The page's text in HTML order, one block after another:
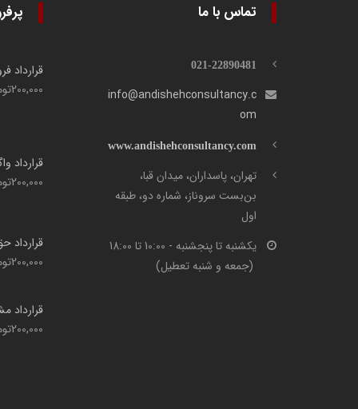
قرارداد
200,000
قرارداد
200,000
قرارداد
200,000
قرارداد
200,000
تماس با ما
021-22890481
info@andishehconsultancy.c
om
www.andishehconsultancy.com
تهران، پاسداران، میدان قبا،
بن‌بست سروناز، شماره دو، طبقه
اول
یکشنبه تا پنجشنبه - 10:00 تا 18:00
(جمعه و شنبه تعطیل)